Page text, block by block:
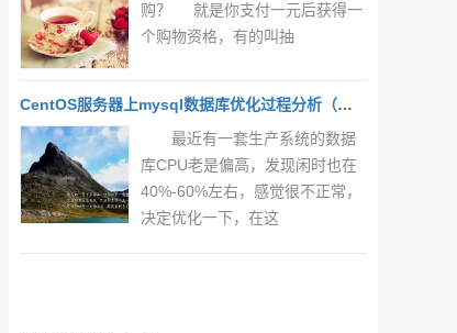
购？ 就是你支付一元后获得一
个购物资格，有的叫抽
CentOS服务器上mysql数据库优化过程分析（一）
最近有一套生产系统的数据
库CPU老是偏高，发现闲时也在
40%-60%左右，感觉很不正常，
决定优化一下，在这